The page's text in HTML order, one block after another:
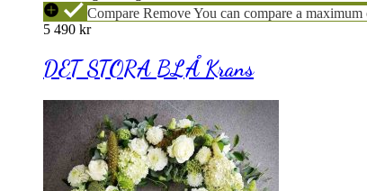
DET
STORA
Krans
CompareRemoveYou can compare a maximum
5 490 kr
DET STORA BLÅ Krans